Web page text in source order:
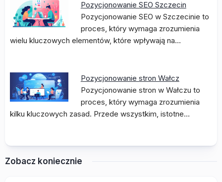
Pozycjonowanie SEO Szczecin
Pozycjonowanie SEO w Szczecinie to
proces, który wymaga zrozumienia
wielu kluczowych elementów, które wpływają na…
Pozycjonowanie stron Wałcz
Pozycjonowanie stron w Wałczu to
proces, który wymaga zrozumienia
kilku kluczowych zasad. Przede wszystkim, istotne…
Zobacz koniecznie